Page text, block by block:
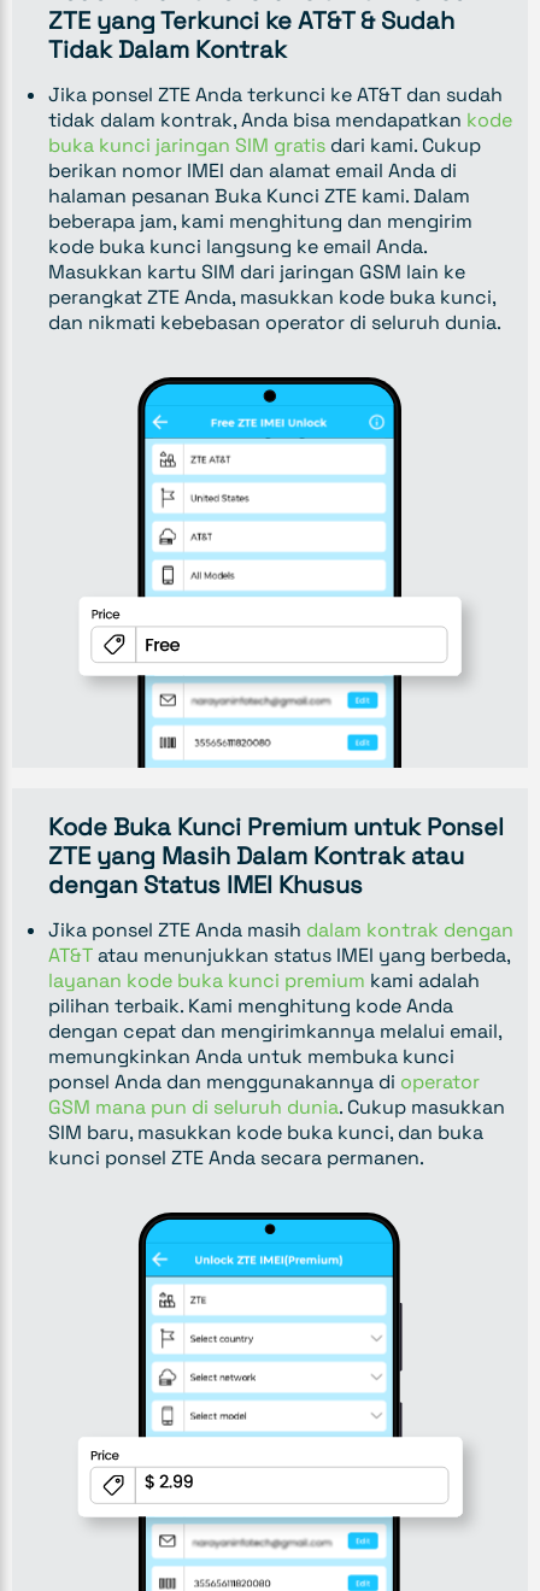
ZTE yang Terkunci ke AT&T & Sudah
Tidak Dalam Kontrak
Jika ponsel ZTE Anda terkunci ke AT&T dan sudah
tidak dalam kontrak, Anda bisa mendapatkan kode
buka kunci jaringan SIM gratis dari kami. Cukup
berikan nomor IMEI dan alamat email Anda di
halaman pesanan Buka Kunci ZTE kami. Dalam
beberapa jam, kami menghitung dan mengirim
kode buka kunci langsung ke email Anda.
Masukkan kartu SIM dari jaringan GSM lain ke
perangkat ZTE Anda, masukkan kode buka kunci,
dan nikmati kebebasan operator di seluruh dunia.
Kode Buka Kunci Premium untuk Ponsel
ZTE yang Masih Dalam Kontrak atau
dengan Status IMEI Khusus
Jika ponsel ZTE Anda masih dalam kontrak dengan
AT&Tatau menunjukkan status IMEI yang berbeda,
layanan kode buka kunci premium kami adalah
pilihan terbaik. Kami menghitung kode Anda
dengan cepat dan mengirimkannya melalui email,
memungkinkan Anda untuk membuka kunci
ponsel Anda dan menggunakannya di operator
GSM mana pun di seluruh dunia. Cukup masukkan
SIM baru, masukkan kode buka kunci, dan buka
kunci ponsel ZTE Anda secara permanen.